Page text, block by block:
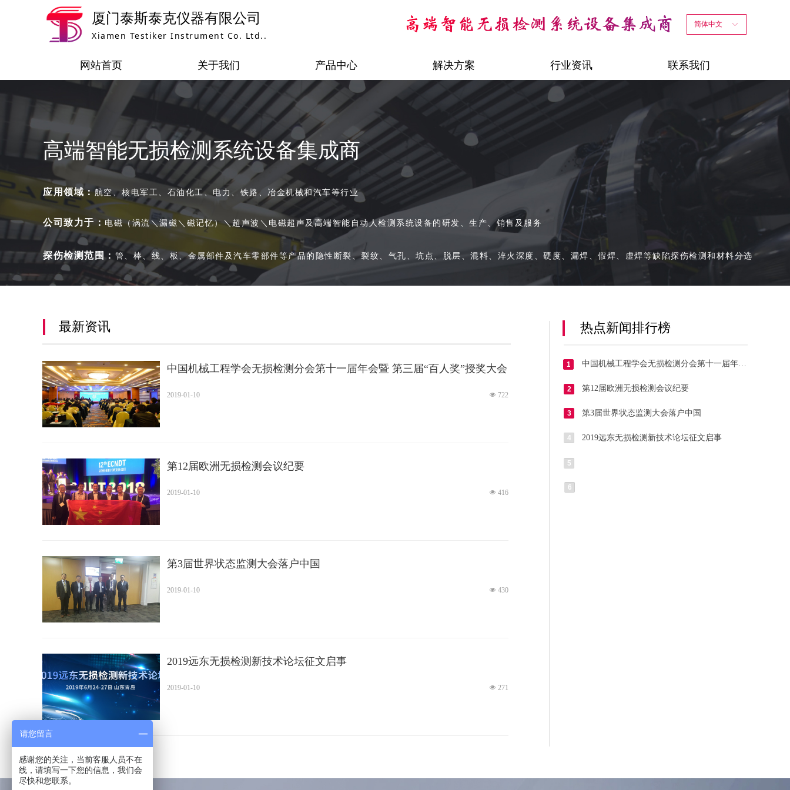
厦门泰斯泰克仪器有限公司
Xiamen Testiker Instrument Co. Ltd..
ꀅ
简体中文
网站首页 关于我们 产品中心 解决方案 行业资讯 联系我们
最新资讯
中国机械工程学会无损检测分会第十一届年会暨 第三届“百人奖”授奖大会
넶 722
2019-01-10
第12届欧洲无损检测会议纪要
넶 416
2019-01-10
第3届世界状态监测大会落户中国
넶 430
2019-01-10
2019远东无损检测新技术论坛征文启事
넶 271
2019-01-10
中国机械工程学会无损检测分会第十一届年会暨 第三届“百人奖”授奖大会 第二十三届中国国际质量控制与测试工业设备展览会纪要
第12届欧洲无损检测会议纪要
第3届世界状态监测大会落户中国
2019远东无损检测新技术论坛征文启事
热点新闻排行榜
应用领域：航空、核电军工、石油化工、电力、铁路、冶金机械和汽车等行业
公司致力于：电磁（涡流＼漏磁＼磁记忆）＼超声波＼电磁超声及高端智能自动人检测系统设备的研发、生产、销售及服务
探伤检测范围： 管、棒、线、板、金属部件及汽车零部件等产品的隐性断裂、裂纹、气孔、坑点、脱层、混料、淬火深度、硬度、漏焊、假焊、虚焊等缺陷探伤检测和材料分选
高端智能无损检测系统设备集成商
请您留言
感谢您的关注，当前客服人员不在
线，请填写一下您的信息，我们会
尽快和您联系。